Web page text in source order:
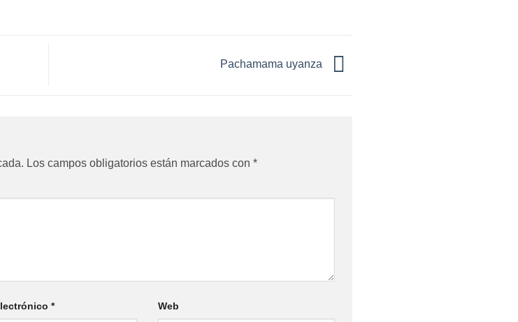
Pachamama uyanza
Los campos obligatorios están marcados con *
* Web